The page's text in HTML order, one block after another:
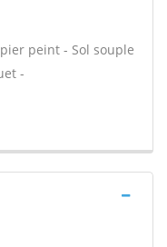
peint - Sol souple
-